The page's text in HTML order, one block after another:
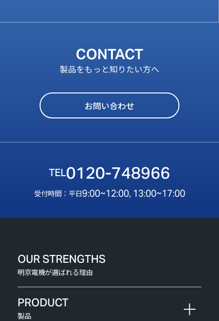
CONTACT
製品をもっと知りたい方へ
お問い合わせ
0120-748966
受付時間：平日9:00~12:00, 13:00~17:00
OUR STRENGTHS
明京電機が選ばれる理由
PRODUCT
製品